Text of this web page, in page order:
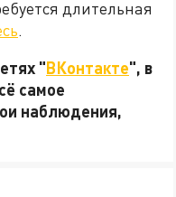
длительная
.
"ВКонтакте", в
самое
наблюдения,